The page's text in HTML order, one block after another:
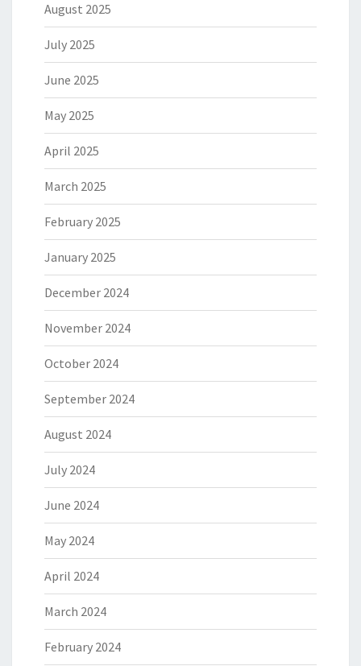
August 2025
July 2025
June 2025
May 2025
April 2025
March 2025
February 2025
January 2025
December 2024
November 2024
October 2024
September 2024
August 2024
July 2024
June 2024
May 2024
April 2024
March 2024
February 2024